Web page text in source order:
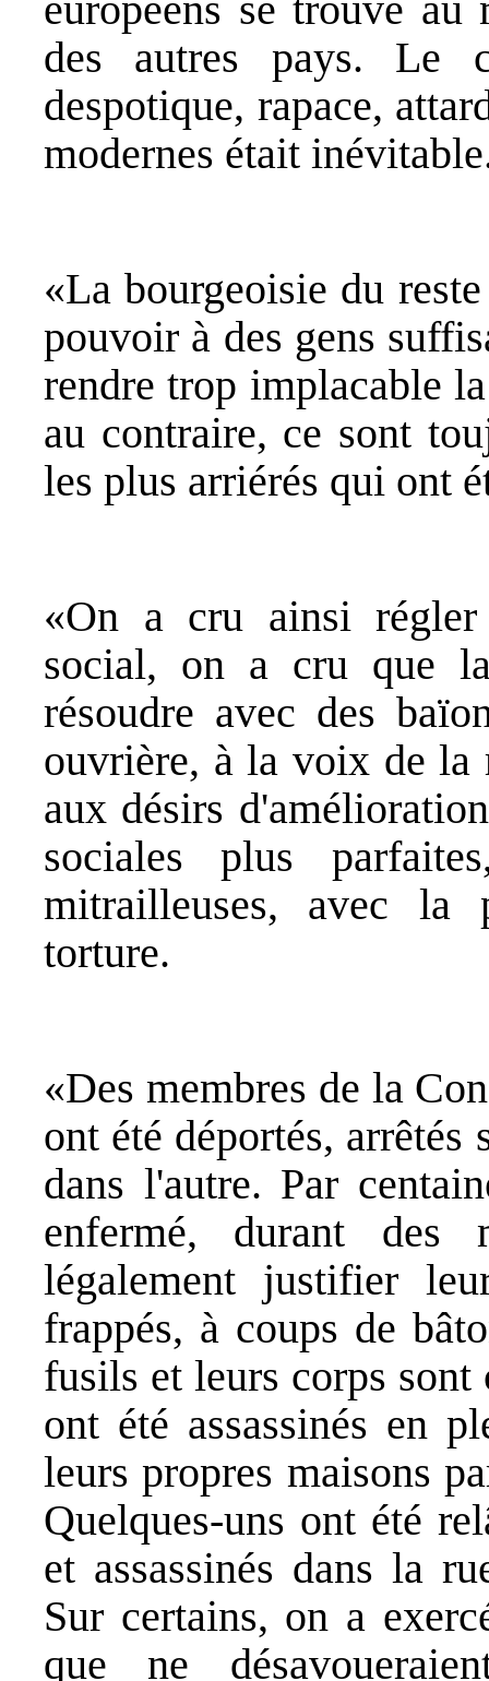
des autres pays. Le
despotique, rapace,
modernes était
«La bourgeoisie du
pouvoir à des gens
rendre trop implacable
au contraire, ce sont
les plus arriérés qui ont
«On a cru ainsi régler
social, on a cru que
résoudre avec des
ouvrière, à la voix de la
aux désirs
sociales plus
mitrailleuses, avec
torture.
«Des membres de la
ont été déportés,
dans l'autre. Par
enfermé, durant des
légalement justifier
frappés, à coups de
fusils et leurs corps sont
ont été assassinés en
leurs propres maisons
Quelques-uns ont été
et assassinés dans la
Sur certains, on a
que ne